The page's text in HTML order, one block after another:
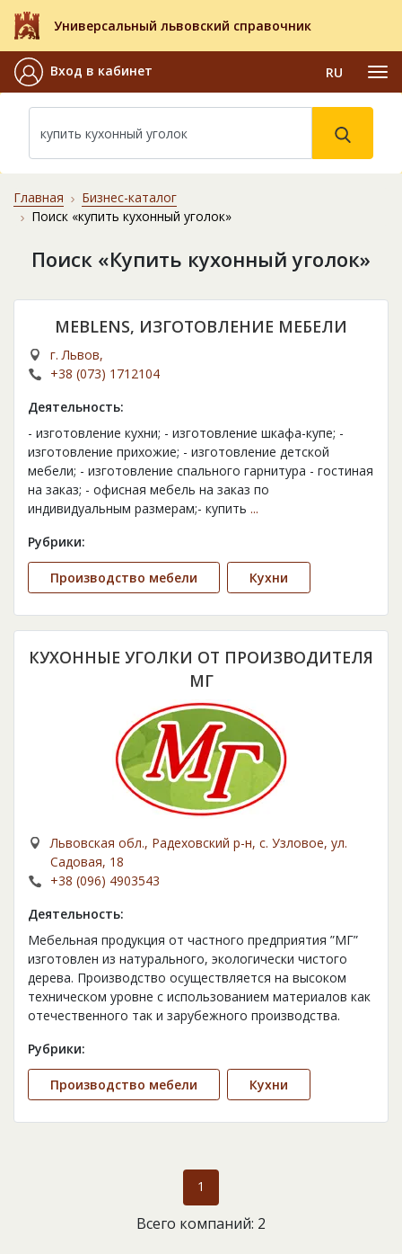
Универсальный львовский справочник
Вход в кабинет RU
Главная
Бизнес-каталог
Поиск «купить кухонный уголок»
Поиск «Купить кухонный уголок»
MEBLENS, ИЗГОТОВЛЕНИЕ МЕБЕЛИ
г. Львов,
+38 (073) 1712104
Деятельность:
- изготовление кухни; - изготовление шкафа-купе; -
изготовление прихожие; - изготовление детской
мебели; - изготовление спального гарнитура - гостиная
на заказ; - офисная мебель на заказ по
индивидуальным размерам;- купить ...
Рубрики:
Производство мебели Кухни
КУХОННЫЕ УГОЛКИ ОТ ПРОИЗВОДИТЕЛЯ
МГ
Львовская обл., Радеховский р-н, с. Узловое, ул.
Садовая, 18
+38 (096) 4903543
Деятельность:
Мебельная продукция от частного предприятия ”МГ”
изготовлен из натурального, экологически чистого
дерева. Производство осуществляется на высоком
техническом уровне с использованием материалов как
отечественного так и зарубежного производства.
Рубрики:
Производство мебели Кухни
1
Всего компаний: 2